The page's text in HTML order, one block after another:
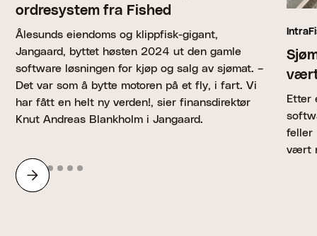
ordresystem fra Fished
Ålesunds eiendoms og klippfisk-gigant,
Jangaard, byttet høsten 2024 ut den gamle
software løsningen for kjøp og salg av sjømat. –
Det var som å bytte motoren på et fly, i fart. Vi
har fått en helt ny verden!, sier finansdirektør
Knut Andreas Blankholm i Jangaard.
vært
Etter
feller
vært